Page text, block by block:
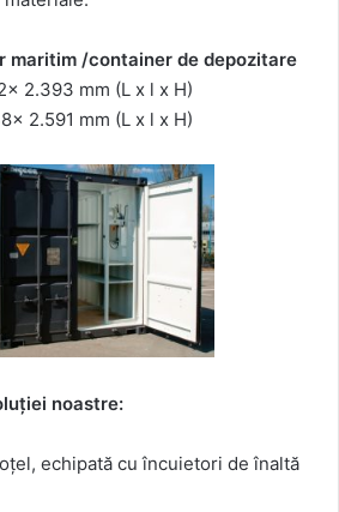
maritim /container de depozitare
2.393 mm (L x l x H)
2.591 mm (L x l x H)
noastre:
echipată cu încuietori de înaltă